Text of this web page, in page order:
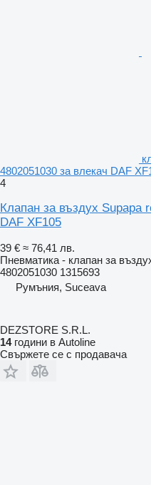
4802051030 за влекач DAF
4
Клапан за въздух Supapa
DAF XF105
39 € ≈ 76,41 лв.
Пневматика - клапан за
4802051030 1315693
Румъния, Suceava
DEZSTORE S.R.L.
14години в Autoline
Свържете се с продавача